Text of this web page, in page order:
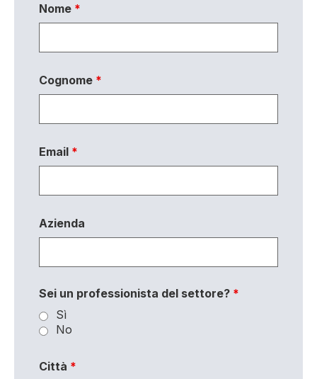
Nome *
Cognome *
Email *
Azienda
Sei un professionista del settore? *
Sì
No
Città *